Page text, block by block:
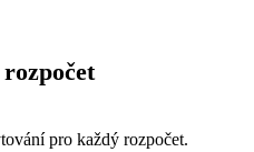
pro každý rozpočet.